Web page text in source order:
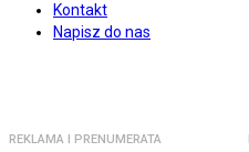
Kontakt
Napisz do nas
REKLAMA I PRENUMERATA